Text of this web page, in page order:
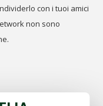
con i tuoi amici
non sono